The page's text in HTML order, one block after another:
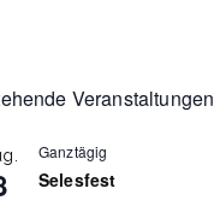
Veranstaltungen
Ganztägig
Selesfest